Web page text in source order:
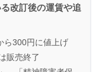
る改訂後の運賃や追
ら300円に値上げ
販売終了